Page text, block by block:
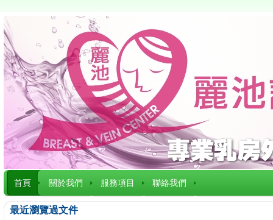
首頁 關於我們 服務項目 聯絡我們
最近瀏覽過文件